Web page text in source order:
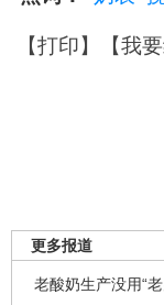
【打印】【我
更多报道
老酸奶生产没用“